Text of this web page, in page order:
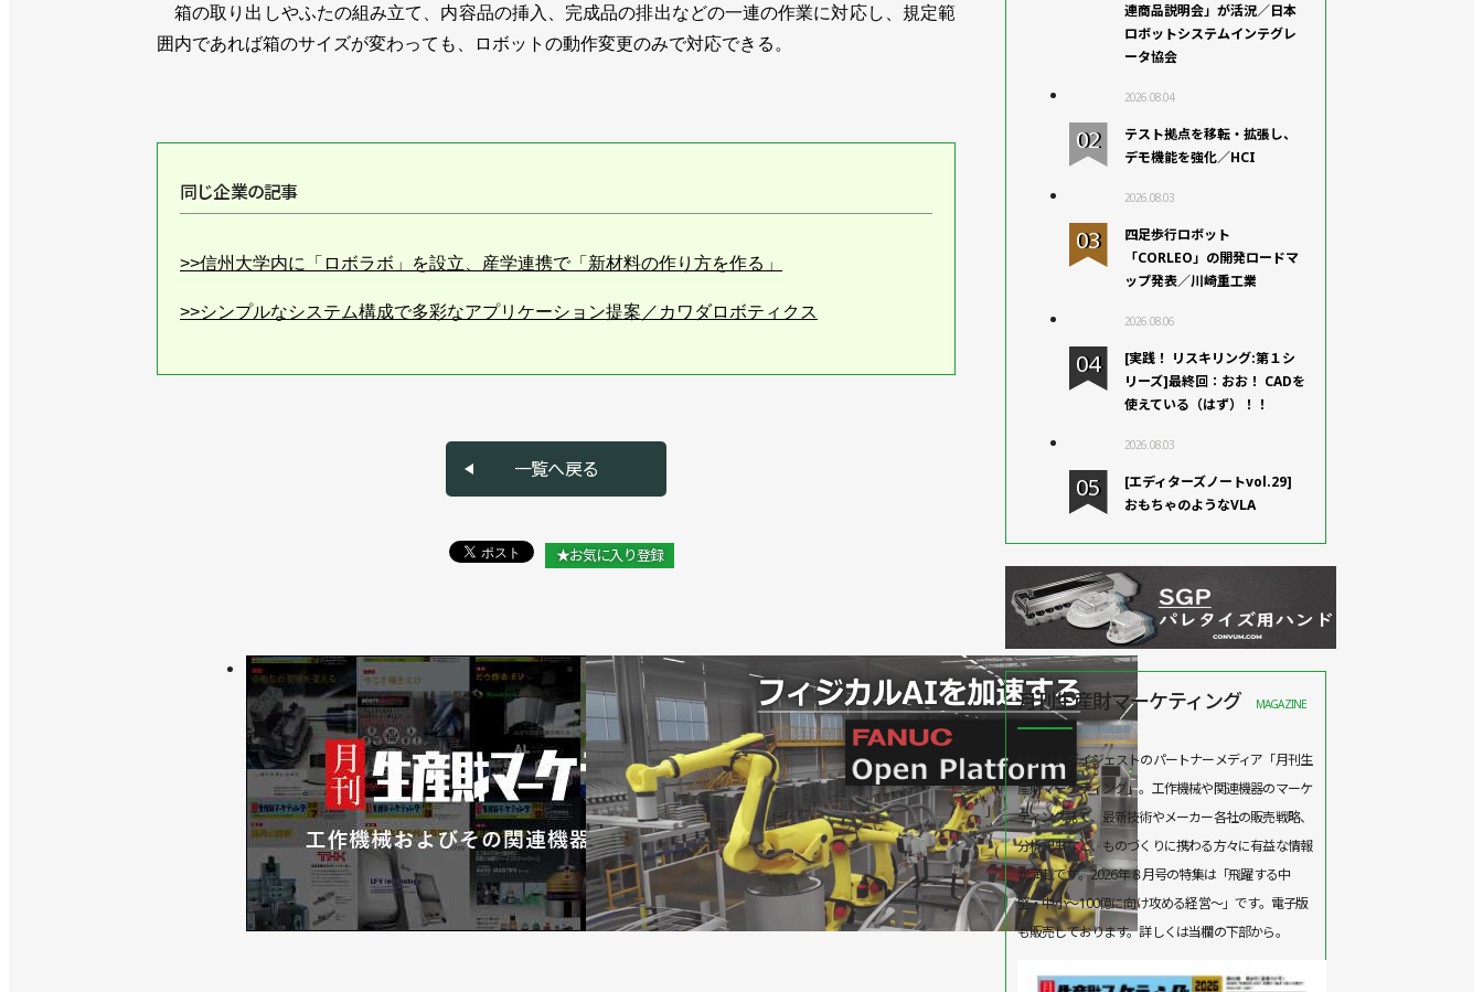
箱の取り出しやふたの組み立て、内容品の挿入、完成品の排出などの一連の作業に対応し、規定範
囲内であれば箱のサイズが変わっても、ロボットの動作変更のみで対応できる。
同じ企業の記事
>>信州大学内に「ロボラボ」を設立、産学連携で「新材料の作り方を作る」
>>シンプルなシステム構成で多彩なアプリケーション提案／カワダロボティクス
>>ヒト型ロボットNEXTAGEに新機種を追加／カワダロボティクス
>>ヒト型ロボットのARサービス開始／カワダロボティクス
>>［注目製品PickUp!vol.11］製造現場でもヒト型を【前編】／カワダロボティクス
「NEXTAGE」
一覧へ戻る
★お気に入り登録
連商品説明会」が活況／日本
ロボットシステムインテグレ
ータ協会
2026.08.04
テスト拠点を移転・拡張し、
デモ機能を強化／HCI
2026.08.03
四足歩行ロボット
「CORLEO」の開発ロードマ
ップ発表／川崎重工業
2026.08.06
[実践！ リスキリング:第１シ
リーズ]最終回：おお！ CADを
使えている（はず）！！
2026.08.03
[エディターズノートvol.29]
おもちゃのようなVLA
月刊生産財マーケティング MAGAZINE
ロボットダイジェストのパートナーメディア「月刊生
産財マーケティング」。工作機械や関連機器のマーケ
ティング誌で、最新技術やメーカー各社の販売戦略、
分析記事など、ものづくりに携わる方々に有益な情報
が満載です。2026年８月号の特集は「飛躍する中
堅・中小～100億に向け攻める経営～」です。電子版
も販売しております。詳しくは当欄の下部から。